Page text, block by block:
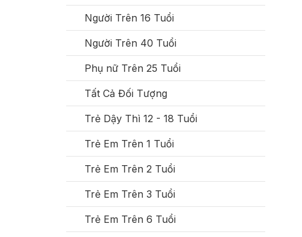
Người Trên 16 Tuổi
Người Trên 40 Tuổi
Phụ nữ Trên 25 Tuổi
Tất Cả Đối Tượng
Trẻ Dậy Thì 12 - 18 Tuổi
Trẻ Em Trên 1 Tuổi
Trẻ Em Trên 2 Tuổi
Trẻ Em Trên 3 Tuổi
Trẻ Em Trên 6 Tuổi